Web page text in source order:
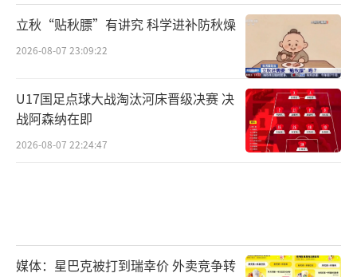
立秋“贴秋膘”有讲究 科学进补防秋燥
2026-08-07 23:09:22
U17国足点球大战淘汰河床晋级决赛 决
战阿森纳在即
2026-08-07 22:24:47
媒体：星巴克被打到瑞幸价 外卖竞争转